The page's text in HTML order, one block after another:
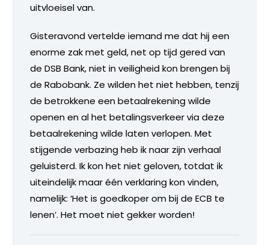
uitvloeisel van.
Gisteravond vertelde iemand me dat hij een
enorme zak met geld, net op tijd gered van
de DSB Bank, niet in veiligheid kon brengen bij
de Rabobank. Ze wilden het niet hebben, tenzij
de betrokkene een betaalrekening wilde
openen en al het betalingsverkeer via deze
betaalrekening wilde laten verlopen. Met
stijgende verbazing heb ik naar zijn verhaal
geluisterd. Ik kon het niet geloven, totdat ik
uiteindelijk maar één verklaring kon vinden,
namelijk: ‘Het is goedkoper om bij de ECB te
lenen’. Het moet niet gekker worden!